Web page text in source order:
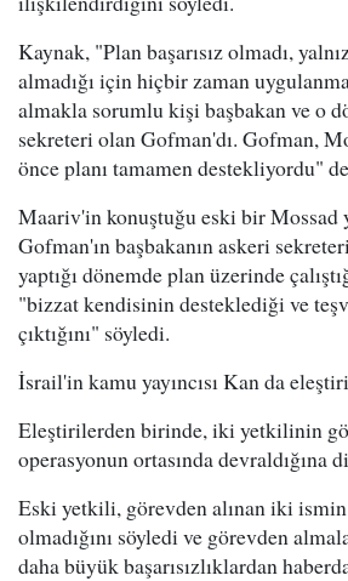
Kaynak, "Plan başarısız olmadı,
almadığı için hiçbir zaman
almakla sorumlu kişi başbakan ve o
sekreteri olan Gofman'dı. Gofman,
önce planı tamamen destekliyordu"
Maariv'in konuştuğu eski bir Mossad
Gofman'ın başbakanın askeri
yaptığı dönemde plan üzerinde
"bizzat kendisinin desteklediği ve
çıktığını" söyledi.
İsrail'in kamu yayıncısı Kan da
Eleştirilerden birinde, iki yetkilinin
operasyonun ortasında devraldığına
Eski yetkili, görevden alınan iki
olmadığını söyledi ve görevden
daha büyük başarısızlıklardan